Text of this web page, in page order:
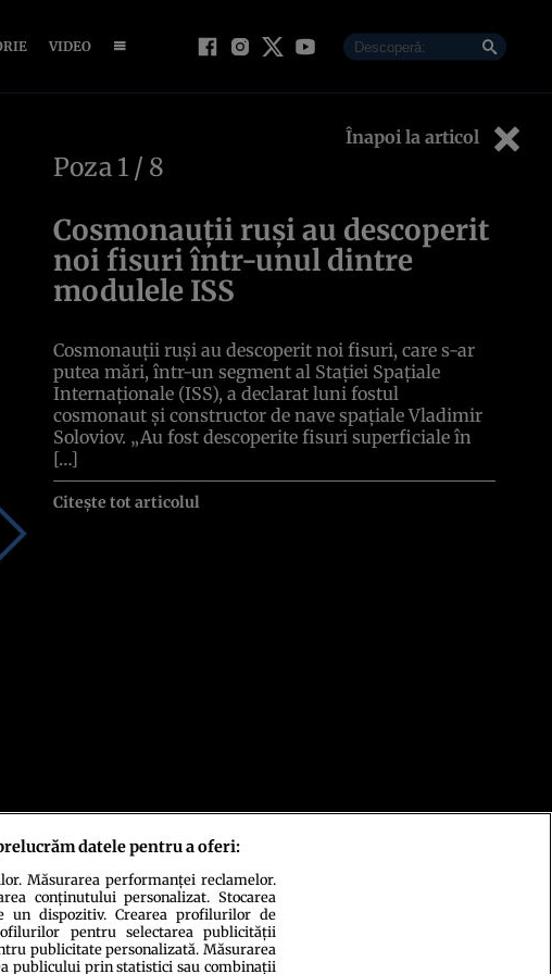
VIDEO
Înapoi la articol
Poza 1 / 8
Cosmonauții ruși au descoperit
noi fisuri într-unul dintre
modulele ISS
Cosmonauții ruși au descoperit noi fisuri, care s-ar
putea mări, într-un segment al Stației Spațiale
Internaționale (ISS), a declarat luni fostul
cosmonaut şi constructor de nave spaţiale Vladimir
Soloviov. „Au fost descoperite fisuri superficiale în
[…]
Citește tot articolul
datele pentru a oferi:
Măsurarea performanței reclamelor.
conținutului personalizat. Stocarea
un dispozitiv. Crearea profilurilor de
pentru selectarea publicității
publicitate personalizată. Măsurarea
publicului prin statistici sau combinații